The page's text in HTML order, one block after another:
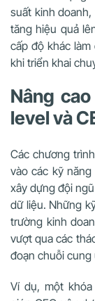
suất kinh
tăng hiệu quả
cấp độ khác
khi triển khai
Nâng
level và
Các chương
vào các kỹ
xây dựng đội
dữ liệu. Những
trường kinh
vượt qua các
đoạn chuỗi cung
Ví dụ, một